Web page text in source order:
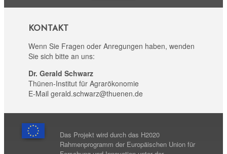
KONTAKT
Wenn Sie Fragen oder Anregungen haben, wenden
Sie sich bitte an uns:
Dr. Gerald Schwarz
Thünen-Institut für Agrarökonomie
E-Mail gerald.schwarz@thuenen.de
Das Projekt wird durch das H2020
Rahmenprogramm der Europäischen Union für